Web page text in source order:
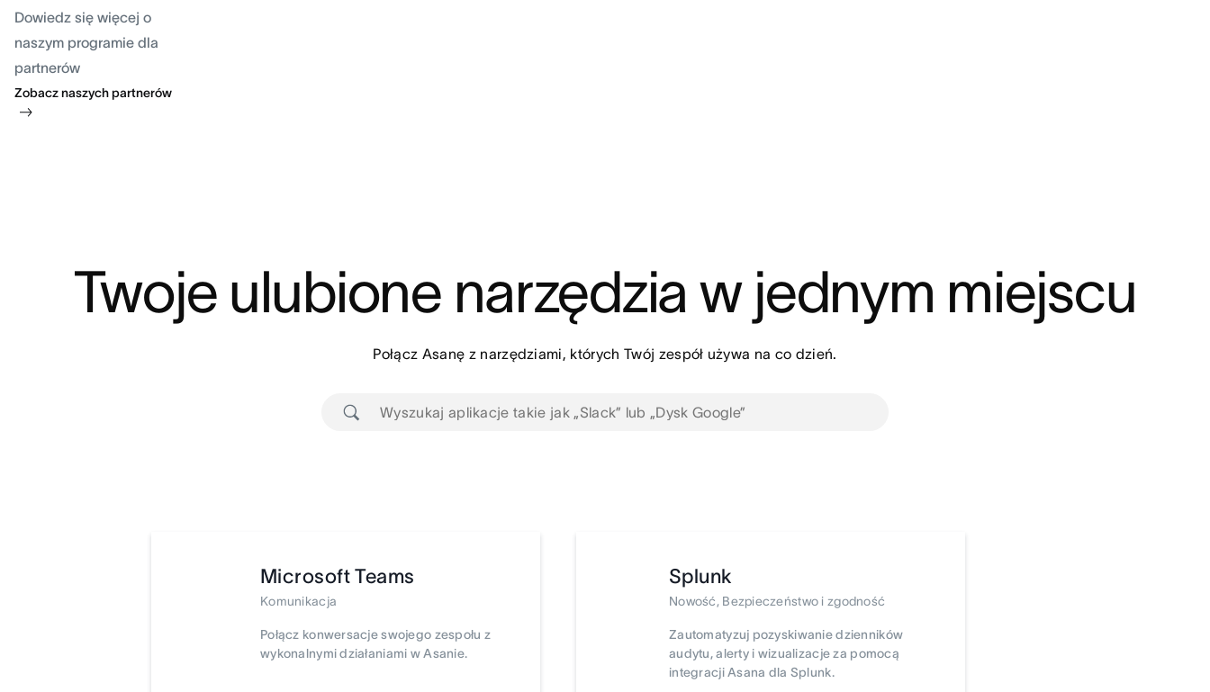
Dowiedz się więcej o
naszym programie dla
partnerów
Zobacz naszych partnerów
Twoje ulubione narzędzia w jednym miejscu
Połącz Asanę z narzędziami, których Twój zespół używa na co dzień.
Microsoft Teams
Komunikacja
Połącz konwersacje swojego zespołu z
wykonalnymi działaniami w Asanie.
Splunk
Nowość, Bezpieczeństwo i zgodność
Zautomatyzuj pozyskiwanie dzienników
audytu, alerty i wizualizacje za pomocą
integracji Asana dla Splunk.